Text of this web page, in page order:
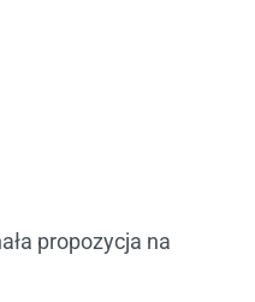
propozycja na